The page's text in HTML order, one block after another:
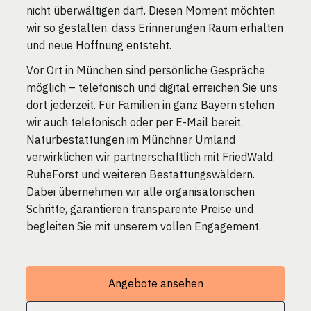
nicht überwältigen darf. Diesen Moment möchten
wir so gestalten, dass Erinnerungen Raum erhalten
und neue Hoffnung entsteht.
Vor Ort in München sind persönliche Gespräche
möglich – telefonisch und digital erreichen Sie uns
dort jederzeit. Für Familien in ganz Bayern stehen
wir auch telefonisch oder per E-Mail bereit.
Naturbestattungen im Münchner Umland
verwirklichen wir partnerschaftlich mit FriedWald,
RuheForst und weiteren Bestattungswäldern.
Dabei übernehmen wir alle organisatorischen
Schritte, garantieren transparente Preise und
begleiten Sie mit unserem vollen Engagement.
Angebote ansehen